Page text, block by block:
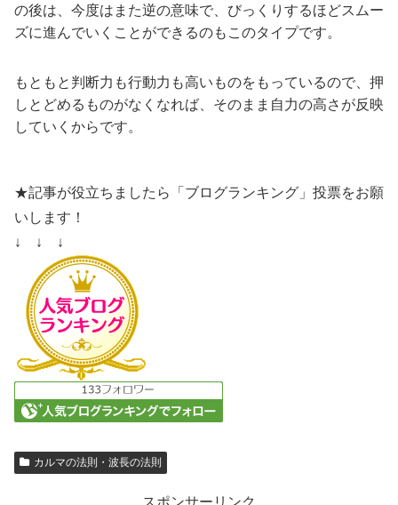
の後は、今度はまた逆の意味で、びっくりするほどスムー
ズに進んでいくことができるのもこのタイプです。
もともと判断力も行動力も高いものをもっているので、押
しとどめるものがなくなれば、そのまま自力の高さが反映
していくからです。
★記事が役立ちましたら「ブログランキング」投票をお願
いします！
↓ ↓ ↓
カルマの法則・波長の法則